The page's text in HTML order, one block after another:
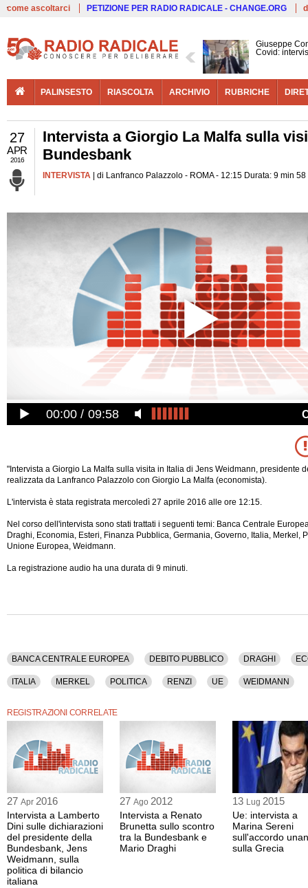
come ascoltarci PETIZIONE PER RADIO RADICALE - CHANGE.ORG
Giuseppe
Covid:
PALINSESTO RIASCOLTA ARCHIVIO RUBRICHE
27
APR
2016
Intervista a Giorgio La Malfa sulla
Bundesbank
INTERVISTA | di Lanfranco Palazzolo - ROMA - 12:15 Durata: 9 min 58
00:00 09:58
"Intervista a Giorgio La Malfa sulla visita in Italia di Jens Weidmann, presidente
realizzata da Lanfranco Palazzolo con Giorgio La Malfa (economista).
L'intervista è stata registrata mercoledì 27 aprile 2016 alle ore 12:15.
Nel corso dell'intervista sono stati trattati i seguenti temi: Banca Centrale
Draghi, Economia, Esteri, Finanza Pubblica, Germania, Governo, Italia, Merkel,
Unione Europea, Weidmann.
La registrazione audio ha una durata di 9 minuti.
BANCA CENTRALE EUROPEA DEBITO PUBBLICO DRAGHI
ITALIA MERKEL POLITICA RENZI UE WEIDMANN
REGISTRAZIONI CORRELATE
27 Apr 2016
Intervista a Lamberto
Dini sulle dichiarazioni
del presidente della
Bundesbank, Jens
Weidmann, sulla
politica di bilancio
italiana
27 Ago 2012
Intervista a Renato
Brunetta sullo scontro
tra la Bundesbank e
Mario Draghi
13 Lug 2015
Ue: intervista a
Marina Sereni
sull'accordo
sulla Grecia